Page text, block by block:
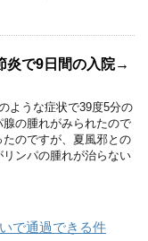
炎で9日間の入院→
ような症状で39度5分の
の腫れがみられたので
のですが、夏風邪との
ンパの腫れが治らない
で通過できる件